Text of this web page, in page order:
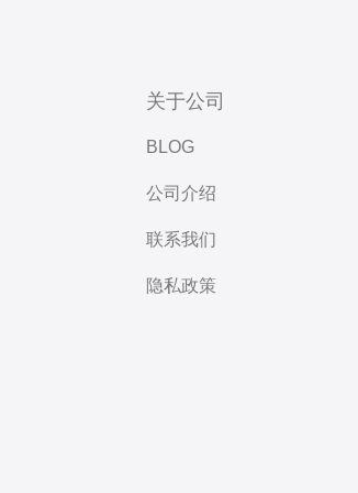
关于公司
BLOG
公司介绍
联系我们
隐私政策